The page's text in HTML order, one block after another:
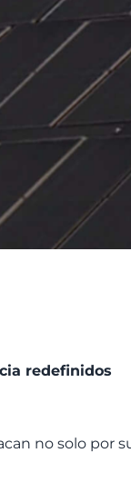
redefinidos
no solo por